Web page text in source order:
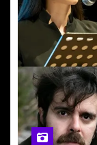
t
c
o
l